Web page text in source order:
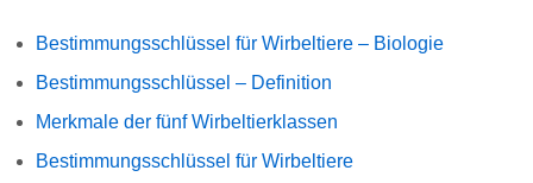
Bestimmungsschlüssel für Wirbeltiere – Biologie
Bestimmungsschlüssel – Definition
Merkmale der fünf Wirbeltierklassen
Bestimmungsschlüssel für Wirbeltiere